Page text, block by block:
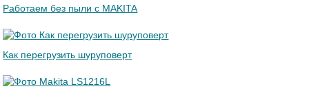
Работаем без пыли с MAKITA
Как перегрузить шуруповерт